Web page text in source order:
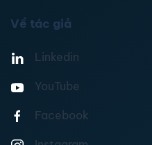
Về tác giả
Linkedin
YouTube
Facebook